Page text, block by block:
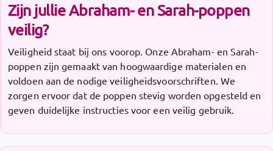
Zijn jullie Abraham- en Sarah-poppen
veilig?
Veiligheid staat bij ons voorop. Onze Abraham- en Sarah-
poppen zijn gemaakt van hoogwaardige materialen en
voldoen aan de nodige veiligheidsvoorschriften. We
zorgen ervoor dat de poppen stevig worden opgesteld en
geven duidelijke instructies voor een veilig gebruik.